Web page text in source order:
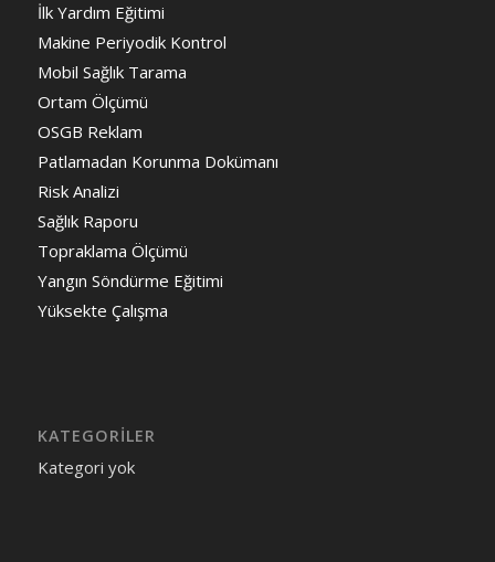
İlk Yardım Eğitimi
Makine Periyodik Kontrol
Mobil Sağlık Tarama
Ortam Ölçümü
OSGB Reklam
Patlamadan Korunma Dokümanı
Risk Analizi
Sağlık Raporu
Topraklama Ölçümü
Yangın Söndürme Eğitimi
Yüksekte Çalışma
KATEGORILER
Kategori yok